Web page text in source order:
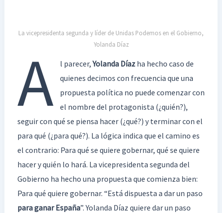
La vicepresidenta segunda y líder de Unidas Podemos en el Gobierno,
Yolanda Díaz
A l parecer,Yolanda Díaz ha hecho caso de
quienes decimos con frecuencia que una
propuesta política no puede comenzar con
el nombre del protagonista (¿quién?),
seguir con qué se piensa hacer (¿qué?) y terminar con el
para qué (¿para qué?). La lógica indica que el camino es
el contrario: Para qué se quiere gobernar, qué se quiere
hacer y quién lo hará. La vicepresidenta segunda del
Gobierno ha hecho una propuesta que comienza bien:
Para qué quiere gobernar. “Está dispuesta a dar un paso
para ganar España”. Yolanda Díaz quiere dar un paso